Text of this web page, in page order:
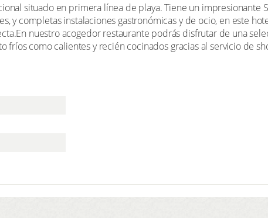
situado en primera línea de playa. Tiene un impresionante
y completas instalaciones gastronómicas y de ocio, en este
nuestro acogedor restaurante podrás disfrutar de una
fríos como calientes y recién cocinados gracias al servicio de